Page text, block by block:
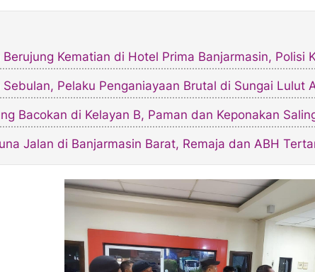
Kematian di Hotel Prima Banjarmasin, Polisi
Sebulan, Pelaku Penganiayaan Brutal di Sungai Lulut
Bacokan di Kelayan B, Paman dan Keponakan
Jalan di Banjarmasin Barat, Remaja dan ABH